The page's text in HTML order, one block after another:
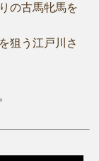
の古馬牝馬を
狙う江戸川さ